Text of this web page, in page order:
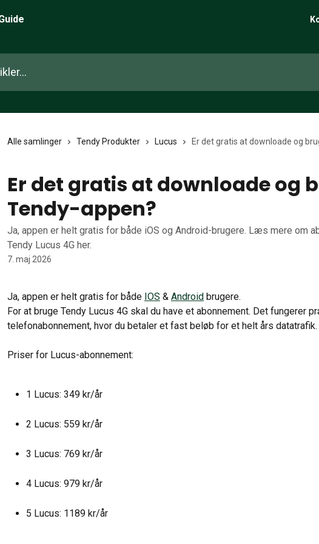
Alle samlinger Tendy Produkter Lucus Er det gratis at downloade og
Er det gratis at downloade og
Tendy-appen?
Ja, appen er helt gratis for både iOS og Android-brugere. Læs mere om
Tendy Lucus 4G her.
7. maj 2026
Ja, appen er helt gratis for både IOS & Android brugere.
For at bruge Tendy Lucus 4G skal du have et abonnement. Det fungerer
telefonabonnement, hvor du betaler et fast beløb for et helt års datatrafik.
Priser for Lucus-abonnement:
1 Lucus: 349 kr/år
2 Lucus: 559 kr/år
3 Lucus: 769 kr/år
4 Lucus: 979 kr/år
5 Lucus: 1189 kr/år